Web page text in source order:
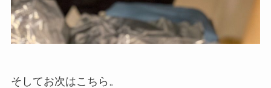
そしてお次はこちら。